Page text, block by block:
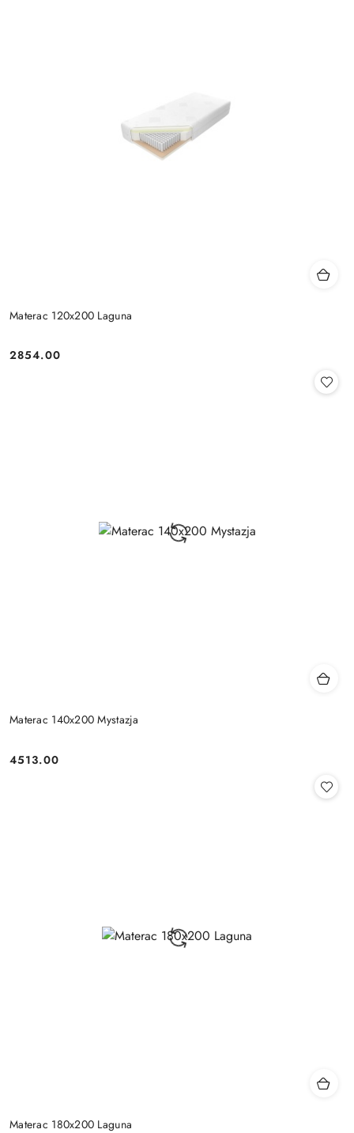
Materac 120x200 Laguna
Cena:
2854.00
Materac 140x200 Mystazja
Cena:
4513.00
Materac 180x200 Laguna